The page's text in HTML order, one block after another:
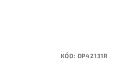
KÓD: DP42131R